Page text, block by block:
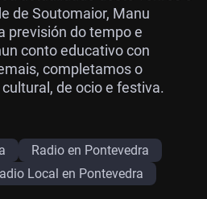
de Soutomaior, Manu
previsión do tempo e
conto educativo con
completamos o
de ocio e festiva.
Radio en Pontevedra
Local en Pontevedra